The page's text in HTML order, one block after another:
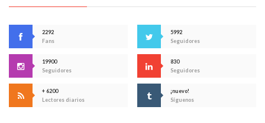
2292
Fans
5992
Seguidores
19900
Seguidores
830
Seguidores
+ 6200
Lectores diarios
¡nuevo!
Síguenos